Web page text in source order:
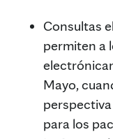
Consultas
permiten a
Mayo,
para los